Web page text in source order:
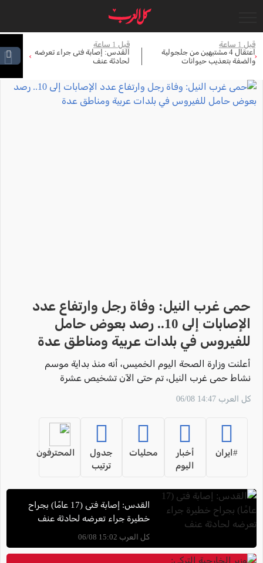
قبل 1 ساعة
اعتقال 4 مشتبهين من جلجولية
والضفة بتعذيب حيوانات
قبل 1 ساعة
القدس: إصابة فتى جراء تعرضه
لحادثة عنف
‹
›
حمى غرب النيل: وفاة رجل وارتفاع عدد
الإصابات إلى 10.. رصد بعوض حامل
للفيروس في بلدات عربية ومناطق عدة
أعلنت وزارة الصحة اليوم الخميس، أنه منذ بداية موسم
نشاط حمى غرب النيل، تم حتى الآن تشخيص عشرة
كل العرب 14:47 06/08
#ايران
أخبار
اليوم
محليات
جدول
ترتيب
المحترفون
القدس: إصابة فتى (17 عامًا) بجراح
خطيرة جراء تعرضه لحادثة عنف
كل العرب 15:02 06/08